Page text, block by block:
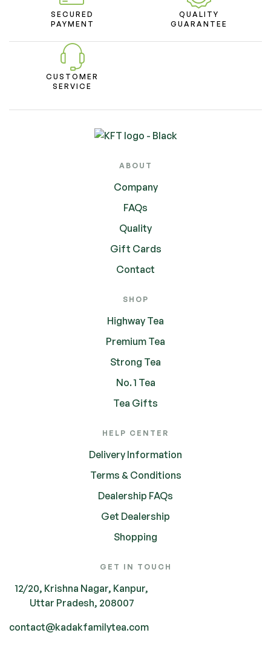
SECURED
PAYMENT
QUALITY
GUARANTEE
CUSTOMER
SERVICE
ABOUT
Company
FAQs
Quality
Gift Cards
Contact
SHOP
Highway Tea
Premium Tea
Strong Tea
No. 1 Tea
Tea Gifts
HELP CENTER
Delivery Information
Terms & Conditions
Dealership FAQs
Get Dealership
Shopping
GET IN TOUCH
12/20, Krishna Nagar, Kanpur,
Uttar Pradesh, 208007
contact@kadakfamilytea.com